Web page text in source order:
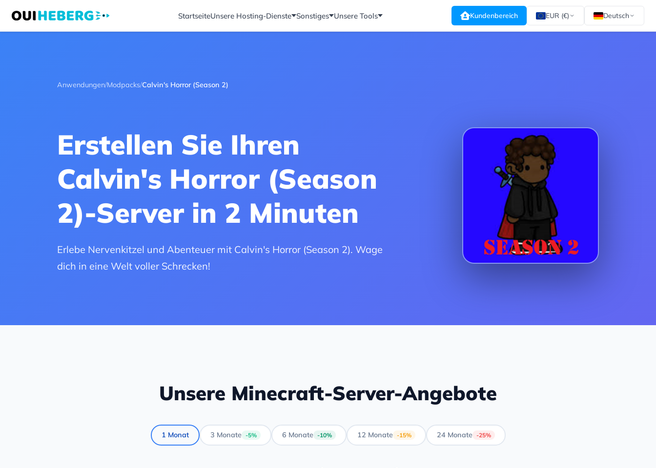
StartseiteUnsere Hosting-Dienste Sonstiges Unsere Tools Kundenbereich EUR (€) Deutsch
Anwendungen/Modpacks/Calvin's Horror (Season 2)
Erstellen Sie Ihren
Calvin's Horror (Season
2)-Server in 2 Minuten
Erlebe Nervenkitzel und Abenteuer mit Calvin's Horror (Season 2). Wage
dich in eine Welt voller Schrecken!
Unsere Minecraft-Server-Angebote
1 Monat 3 Monate -5% 6 Monate -10% 12 Monate -15% 24 Monate -25%